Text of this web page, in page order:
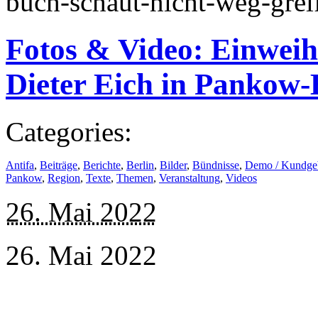
Fotos & Video:
Dieter Eich in Pankow-
Categories:
Antifa, Beiträge, Berichte, Berlin, Bilder, Bündnisse, Demo /
Pankow, Region, Texte, Themen, Veranstaltung, Videos
26. Mai 2022
26. Mai 2022